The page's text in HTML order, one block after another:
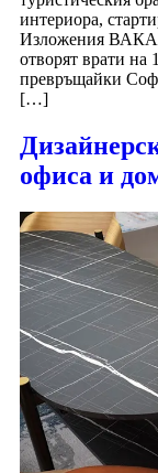
интериора,
Изложения
отворят врати
превръщайки
[…]
офиса и